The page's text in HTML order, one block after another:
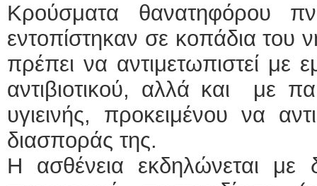
Κρούσματα θανατηφόρου
εντοπίστηκαν σε κοπάδια του
πρέπει να αντιμετωπιστεί με
αντιβιοτικού, αλλά και με
υγιεινής, προκειμένου να
διασποράς της.
Η ασθένεια εκδηλώνεται